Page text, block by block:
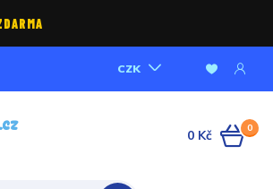
CZK
0
0 Kč